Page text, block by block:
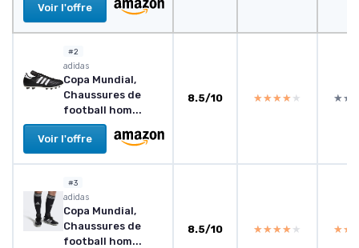
Voir l'offre
#2
adidas
Copa Mundial,
Chaussures de
football hom...
Voir l'offre
8.5/10 ★★★★★
★★★★★
#3
adidas
Copa Mundial,
Chaussures de
football hom...
8.5/10 ★★★★★
★★★★★